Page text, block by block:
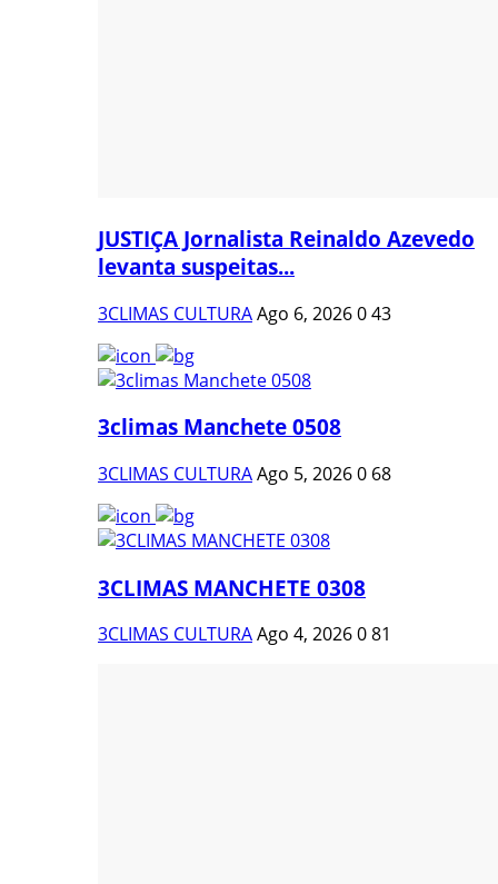
JUSTIÇA Jornalista Reinaldo Azevedo
levanta suspeitas...
3CLIMAS CULTURAAgo 6, 2026043
3climas Manchete 0508
3CLIMAS CULTURAAgo 5, 20260 68
3CLIMAS MANCHETE 0308
3CLIMAS CULTURAAgo 4, 2026081